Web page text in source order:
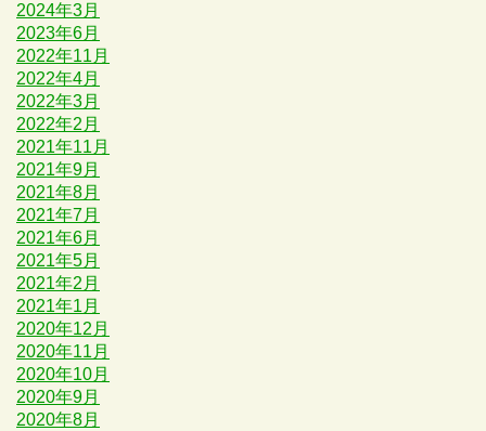
2024年3月
2023年6月
2022年11月
2022年4月
2022年3月
2022年2月
2021年11月
2021年9月
2021年8月
2021年7月
2021年6月
2021年5月
2021年2月
2021年1月
2020年12月
2020年11月
2020年10月
2020年9月
2020年8月